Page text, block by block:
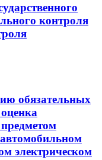
контроля
обязательных
электрическом